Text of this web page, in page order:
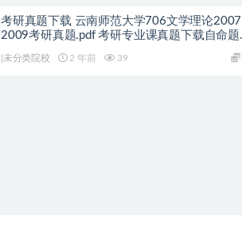
考研真题下载 云南师范大学706文学理论
2009考研真题.pdf 考研专业课真题下载自命题
|未分类院校 2 年前 39